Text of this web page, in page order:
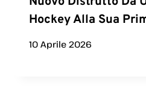
Hockey Alla Sua
10 Aprile 2026